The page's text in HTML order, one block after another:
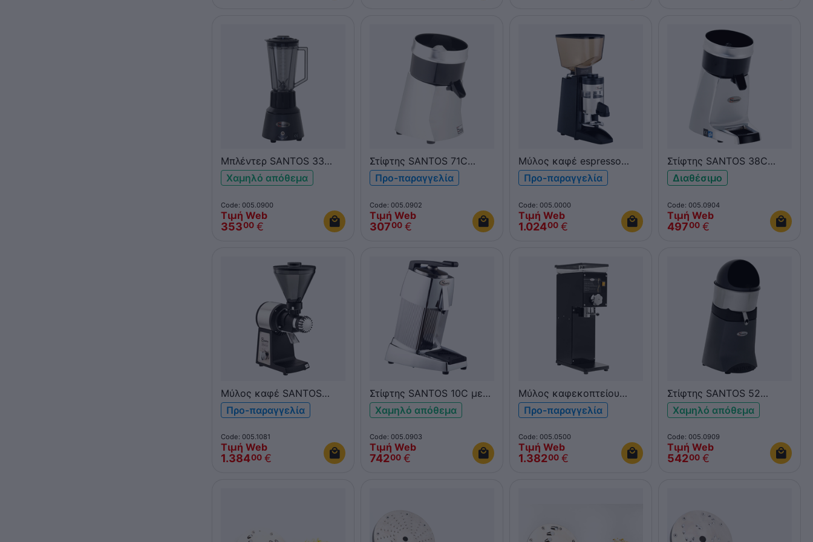
Μπλέντερ SANTOS 33
γκρι
Χαμηλό απόθεμα
Code: 005.0900
Τιμή Web
35300 €
Στίφτης SANTOS 71C
Mefra
Προ-παραγγελία
Code: 005.0902
Τιμή Web
30700 €
Μύλος καφέ espresso
SANTOS 40A Silent
Προ-παραγγελία
Code: 005.0000
Τιμή Web
1.02400 €
Στίφτης SANTOS 38C
χρώμιο
Διαθέσιμο
Code: 005.0904
Τιμή Web
49700 €
Μύλος καφέ SANTOS
01BAR
Προ-παραγγελία
Code: 005.1081
Τιμή Web
1.38400 €
Στίφτης SANTOS 10C με
λαβή
Χαμηλό απόθεμα
Code: 005.0903
Τιμή Web
74200 €
Μύλος καφεκοπτείου
SANTOS 43N
Προ-παραγγελία
Code: 005.0500
Τιμή Web
1.38200 €
Στίφτης SANTOS 52
βαρέως τύπου
Χαμηλό απόθεμα
Code: 005.0909
Τιμή Web
54200 €